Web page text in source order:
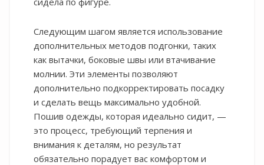
Следующим шагом является использование
дополнительных методов подгонки, таких
как вытачки, боковые швы или втачивание
молнии. Эти элементы позволяют
дополнительно подкорректировать посадку
и сделать вещь максимально удобной.
Пошив одежды, которая идеально сидит, —
это процесс, требующий терпения и
внимания к деталям, но результат
обязательно порадует вас комфортом и